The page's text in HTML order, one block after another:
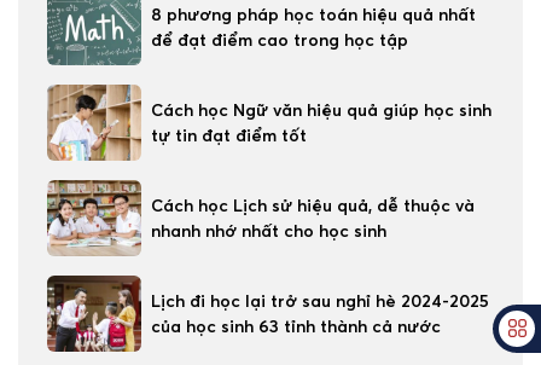
8 phương pháp học toán hiệu quả nhất
để đạt điểm cao trong học tập
Cách học Ngữ văn hiệu quả giúp học sinh
tự tin đạt điểm tốt
Cách học Lịch sử hiệu quả, dễ thuộc và
nhanh nhớ nhất cho học sinh
Lịch đi học lại trở sau nghỉ hè 2024-2025
của học sinh 63 tỉnh thành cả nước